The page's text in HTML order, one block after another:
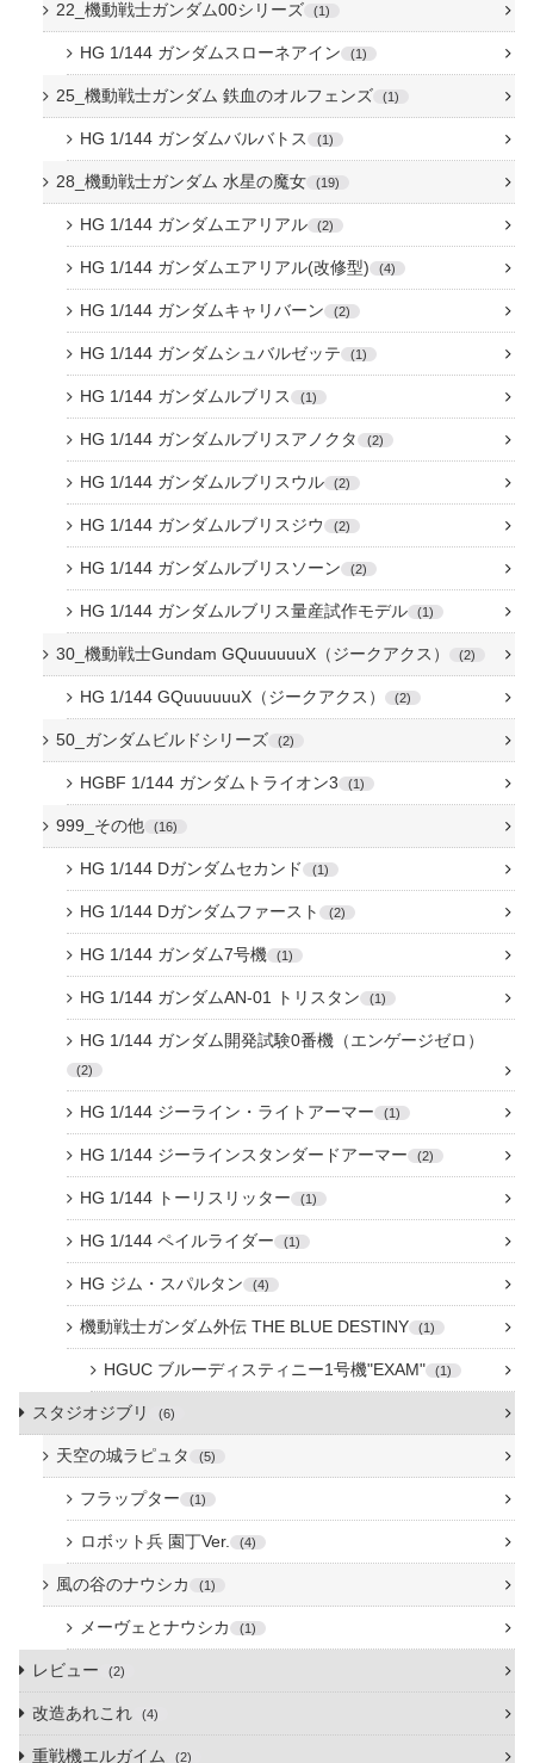
22_機動戦士ガンダム00シリーズ 1
HG 1/144 ガンダムスローネアイン 1
25_機動戦士ガンダム 鉄血のオルフェンズ 1
HG 1/144 ガンダムバルバトス 1
28_機動戦士ガンダム 水星の魔女 19
HG 1/144 ガンダムエアリアル 2
HG 1/144 ガンダムエアリアル(改修型) 4
HG 1/144 ガンダムキャリバーン 2
HG 1/144 ガンダムシュバルゼッテ 1
HG 1/144 ガンダムルブリス 1
HG 1/144 ガンダムルブリスアノクタ 2
HG 1/144 ガンダムルブリスウル 2
HG 1/144 ガンダムルブリスジウ 2
HG 1/144 ガンダムルブリスソーン 2
HG 1/144 ガンダムルブリス量産試作モデル 1
30_機動戦士Gundam GQuuuuuuX（ジークアクス） 2
HG 1/144 GQuuuuuuX（ジークアクス） 2
50_ガンダムビルドシリーズ 2
HGBF 1/144 ガンダムトライオン3 1
999_その他 16
HG 1/144 Dガンダムセカンド 1
HG 1/144 Dガンダムファースト 2
HG 1/144 ガンダム7号機 1
HG 1/144 ガンダムAN-01 トリスタン 1
HG 1/144 ガンダム開発試験0番機（エンゲージゼロ）
2
HG 1/144 ジーライン・ライトアーマー 1
HG 1/144 ジーラインスタンダードアーマー 2
HG 1/144 トーリスリッター 1
HG 1/144 ペイルライダー 1
HG ジム・スパルタン 4
機動戦士ガンダム外伝 THE BLUE DESTINY 1
HGUC ブルーディスティニー1号機"EXAM" 1
スタジオジブリ 6
天空の城ラピュタ 5
フラップター 1
ロボット兵 園丁Ver. 4
風の谷のナウシカ 1
メーヴェとナウシカ 1
レビュー 2
改造あれこれ 4
重戦機エルガイム 2